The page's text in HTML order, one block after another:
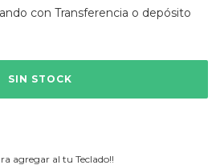
con Transferencia o depósito
agregar al tu Teclado!!